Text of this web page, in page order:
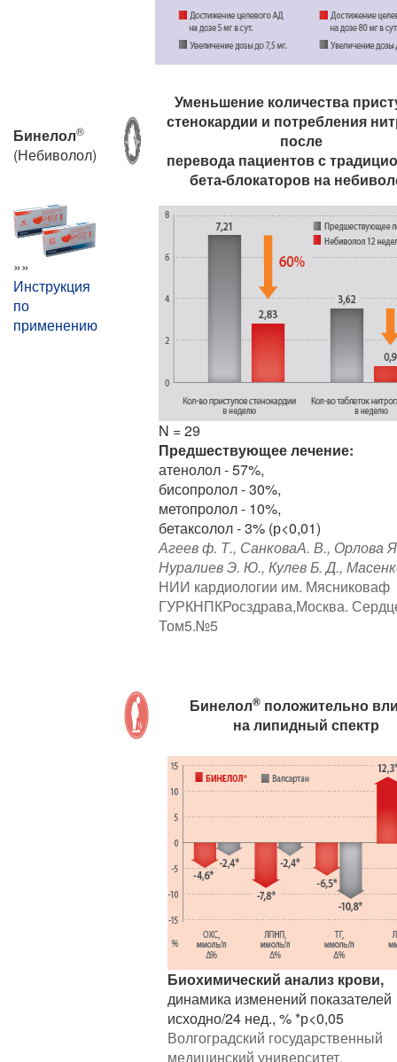
Бинелол®
(Небиволол)
»»
Инструкция
по
применению
Уменьшение количества
стенокардии и потребления
после
перевода пациентов с
бета-блокаторов на
N = 29
Предшествующее лечение:
атенолол - 57%,
бисопролол - 30%,
метопролол - 10%,
бетаксолол - 3% (р<0,01)
Агеев ф. Т., СанковаА. В., Орлова
Нуралиев Э. Ю., Кулев Б. Д.,
НИИ кардиологии им. Мясниковаф
ГУРКНПКРосздрава,Москва.
Том5.№5
Бинелол® положительно
на липидный спектр
Биохимический анализ крови,
динамика изменений показателей
исходно/24 нед., % *р<0,05
Волгоградский государственный
медицинский университет.